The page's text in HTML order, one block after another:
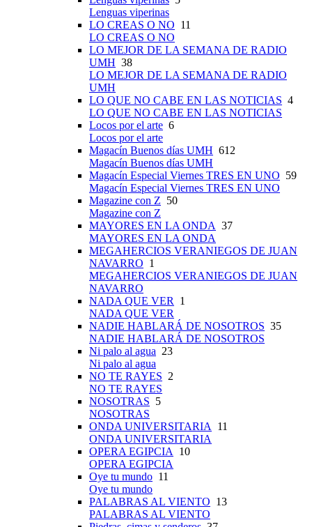
Lenguas viperinas
LO CREAS O NO 11
LO CREAS O NO
LO MEJOR DE LA SEMANA DE RADIO
UMH 38
LO MEJOR DE LA SEMANA DE RADIO
UMH
LO QUE NO CABE EN LAS NOTICIAS 4
LO QUE NO CABE EN LAS NOTICIAS
Locos por el arte 6
Locos por el arte
Magacín Buenos días UMH 612
Magacín Buenos días UMH
Magacín Especial Viernes TRES EN UNO 59
Magacín Especial Viernes TRES EN UNO
Magazine con Z 50
Magazine con Z
MAYORES EN LA ONDA 37
MAYORES EN LA ONDA
MEGAHERCIOS VERANIEGOS DE JUAN
NAVARRO 1
MEGAHERCIOS VERANIEGOS DE JUAN
NAVARRO
NADA QUE VER 1
NADA QUE VER
NADIE HABLARÁ DE NOSOTROS 35
NADIE HABLARÁ DE NOSOTROS
Ni palo al agua 23
Ni palo al agua
NO TE RAYES 2
NO TE RAYES
NOSOTRAS 5
NOSOTRAS
ONDA UNIVERSITARIA 11
ONDA UNIVERSITARIA
OPERA EGIPCIA 10
OPERA EGIPCIA
Oye tu mundo 11
Oye tu mundo
PALABRAS AL VIENTO 13
PALABRAS AL VIENTO